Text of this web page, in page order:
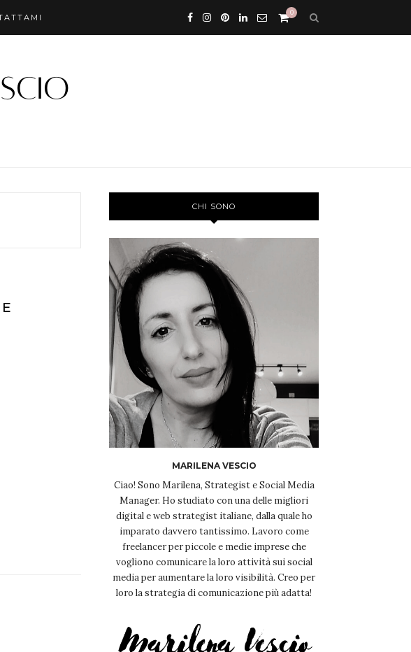
0
CHI SONO
MARILENA VESCIO
Ciao! Sono Marilena, Strategist e Social Media
Manager. Ho studiato con una delle migliori
digital e web strategist italiane, dalla quale ho
imparato davvero tantissimo. Lavoro come
freelancer per piccole e medie imprese che
vogliono comunicare la loro attività sui social
media per aumentare la loro visibilità. Creo per
loro la strategia di comunicazione più adatta!